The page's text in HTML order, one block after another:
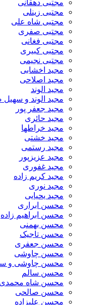
مجتبی دهقانی
مجتبی زینلی
مجتبی شاه علی
مجتبی صفری
مجتبی فغانی
مجتبی کبیری
مجتبی نجیمی
مجید اخشابی
مجید اصلاحی
مجید الوند‎
مجید الوند و
مجید جعفر پور
مجید حائری
مجید خراطها
مجید خشتی
مجید رستمی
مجید عزیزپور
مجید غفوری
مجید کریم زاده
مجید نوری
مجید یحیایی
محسن ابراری
محسن ابراهیم زاده
محسن بهمنی
محسن تاجیک
محسن جعفری
محسن چاوشی
محسن چاوشی و
محسن سالم
محسن شاه محمدی
محسن صالحی
محسن علیزاده